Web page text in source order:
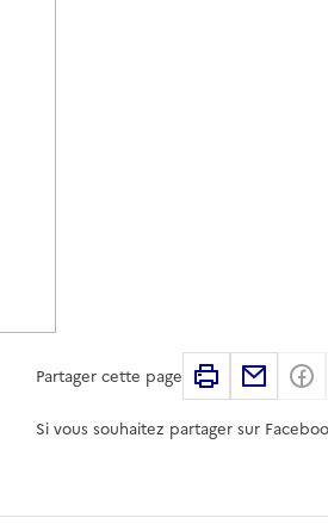
Partager cette page Imprimer
Si vous souhaitez partager sur